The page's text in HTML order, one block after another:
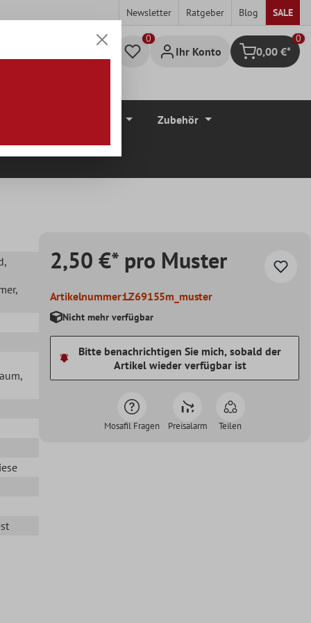
Newsletter Ratgeber Blog SALE
Ihr Konto Warenkorb
0
0,00 €*
Zubehör
,
,
,
2,50 €* pro Muster
Artikelnummer:LZ69155m_muster
Nicht mehr verfügbar
Bitte benachrichtigen Sie mich, sobald der
Artikel wieder verfügbar ist
Mosafil Fragen Preisalarm Teilen